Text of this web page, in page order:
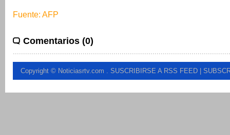
Fuente: AFP
Comentarios (0)
Copyright © Noticiasrtv.com . SUSCRIBIRSE A RSS FEED |